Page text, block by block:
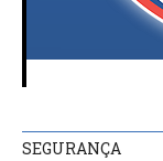
SEGURANÇA